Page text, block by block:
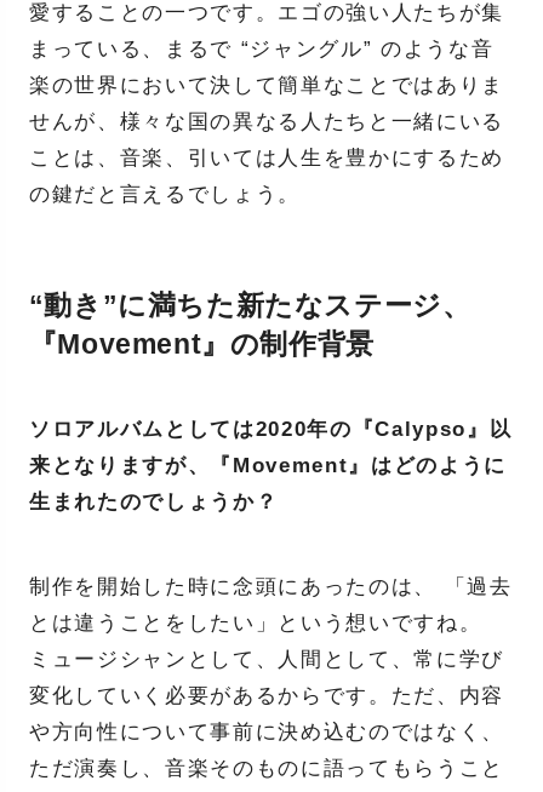
愛することの一つです。エゴの強い人たちが集
まっている、まるで “ジャングル” のような音
楽の世界において決して簡単なことではありま
せんが、様々な国の異なる人たちと一緒にいる
ことは、音楽、引いては人生を豊かにするため
の鍵だと言えるでしょう。
“動き”に満ちた新たなステージ、
『Movement』の制作背景
ソロアルバムとしては2020年の『Calypso』以
来となりますが、『Movement』はどのように
生まれたのでしょうか？
制作を開始した時に念頭にあったのは、 「過去
とは違うことをしたい」という想いですね。
ミュージシャンとして、人間として、常に学び
変化していく必要があるからです。ただ、内容
や方向性について事前に決め込むのではなく、
ただ演奏し、音楽そのものに語ってもらうこと